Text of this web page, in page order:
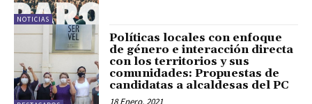
NOTICIAS
Políticas locales con enfoque
de género e interacción directa
con los territorios y sus
comunidades: Propuestas de
candidatas a alcaldesas del PC